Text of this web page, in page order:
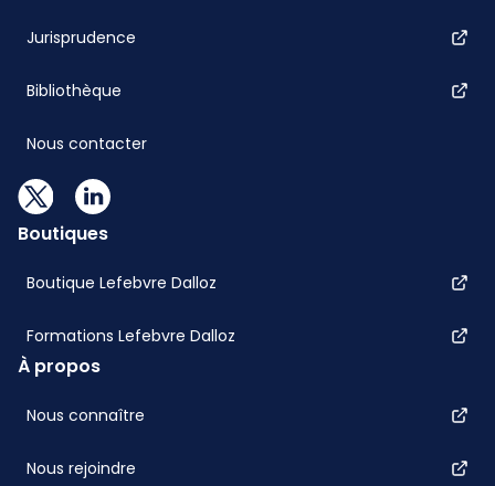
Jurisprudence
Bibliothèque
Nous contacter
Boutiques
Boutique Lefebvre Dalloz
Formations Lefebvre Dalloz
À propos
Nous connaître
Nous rejoindre